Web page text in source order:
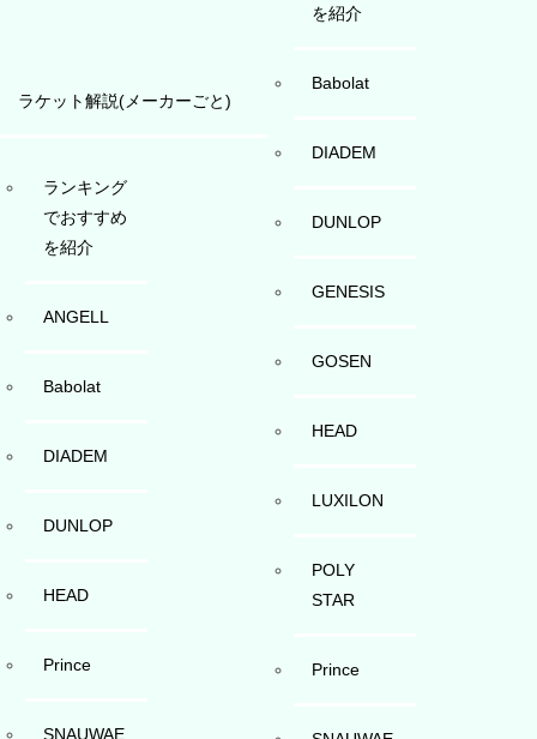
ラケット解説(メーカーごと)
ランキング
でおすすめ
を紹介
ANGELL
Babolat
DIADEM
DUNLOP
HEAD
Prince
SNAUWAE
を紹介
Babolat
DIADEM
DUNLOP
GENESIS
GOSEN
HEAD
LUXILON
POLY
STAR
Prince